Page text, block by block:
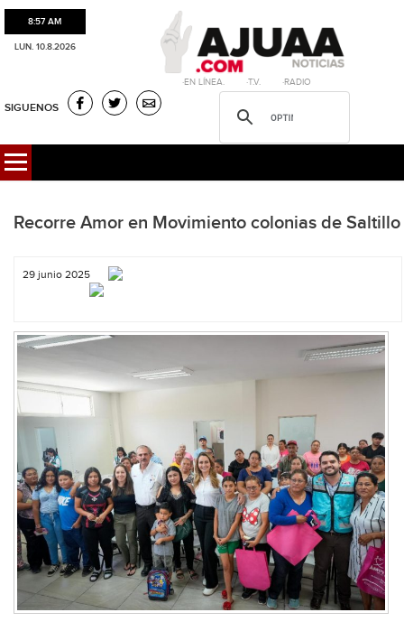
8:57 AM
LUN. 10.8.2026
·EN LÍNEA. ·T.V. ·RADIO
SIGUENOS
Recorre Amor en Movimiento colonias de Saltillo
29 junio 2025